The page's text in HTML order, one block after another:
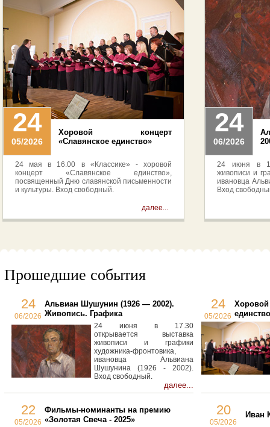
Хоровой концерт
«Славянское единство»
24 мая в 16.00 в «Классике» - хоровой
концерт «Славянское единство»,
посвященный Дню славянской письменности
и культуры. Вход свободный.
далее...
24
05/2026
24 июня в
живописи и
ивановца
Вход
24
06/2026
Прошедшие события
24
06/2026
Альвиан Шушунин (1926 — 2002).
Живопись. Графика
24 июня в 17.30
открывается выставка
живописи и графики
художника-фронтовика,
ивановца Альвиана
Шушунина (1926 - 2002).
Вход свободный.
далее...
24
05/2026
Хоровой
22
05/2026
Фильмы-номинанты на премию
«Золотая Свеча - 2025»
20
05/2026
Иван